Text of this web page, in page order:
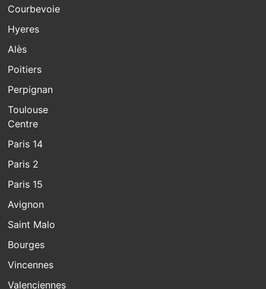
Courbevoie
Hyeres
Alès
Poitiers
Perpignan
Toulouse
Centre
Paris 14
Paris 2
Paris 15
Avignon
Saint Malo
Bourges
Vincennes
Valenciennes